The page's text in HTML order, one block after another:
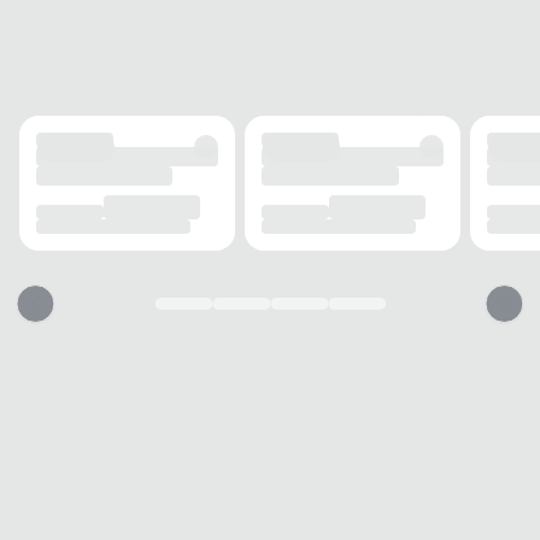
OCASIÃO
Uso
Ambiente
Eventos
Estilo
PALMILHA
Material